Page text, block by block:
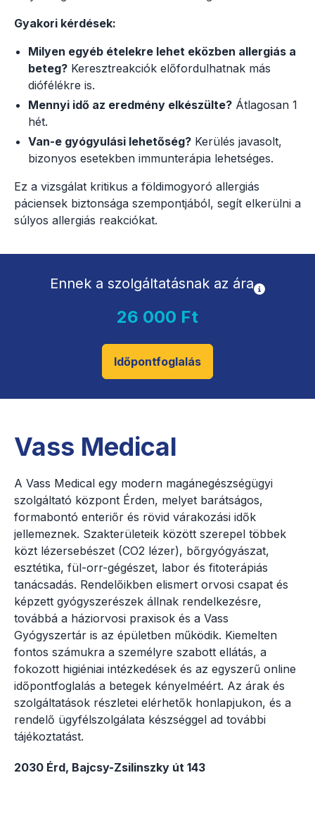
Gyakori kérdések:
Milyen egyéb ételekre lehet eközben allergiás a
beteg? Keresztreakciók előfordulhatnak más
diófélékre is.
Mennyi idő az eredmény elkészülte? Átlagosan 1
hét.
Van-e gyógyulási lehetőség? Kerülés javasolt,
bizonyos esetekben immunterápia lehetséges.
Ez a vizsgálat kritikus a földimogyoró allergiás
páciensek biztonsága szempontjából, segít elkerülni a
súlyos allergiás reakciókat.
Ennek a szolgáltatásnak az ára
26 000 Ft
Időpontfoglalás
Vass Medical
A Vass Medical egy modern magánegészségügyi
szolgáltató központ Érden, melyet barátságos,
formabontó enteriőr és rövid várakozási idők
jellemeznek. Szakterületeik között szerepel többek
közt lézersebészet (CO2 lézer), bőrgyógyászat,
esztétika, fül-orr-gégészet, labor és fitoterápiás
tanácsadás. Rendelőikben elismert orvosi csapat és
képzett gyógyszerészek állnak rendelkezésre,
továbbá a háziorvosi praxisok és a Vass
Gyógyszertár is az épületben működik. Kiemelten
fontos számukra a személyre szabott ellátás, a
fokozott higiéniai intézkedések és az egyszerű online
időpontfoglalás a betegek kényelméért. Az árak és
szolgáltatások részletei elérhetők honlapjukon, és a
rendelő ügyfélszolgálata készséggel ad további
tájékoztatást.
2030 Érd, Bajcsy-Zsilinszky út 143